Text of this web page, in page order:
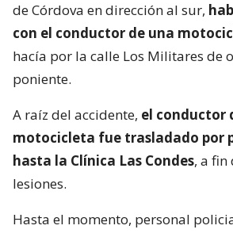
de Córdova en dirección al sur,
con el conductor de una
hacía por la calle Los Militares de
poniente.
A raíz del accidente, el conductor
motocicleta fue trasladado por
hasta la Clínica Las Condes, a fin
lesiones.
Hasta el momento, personal